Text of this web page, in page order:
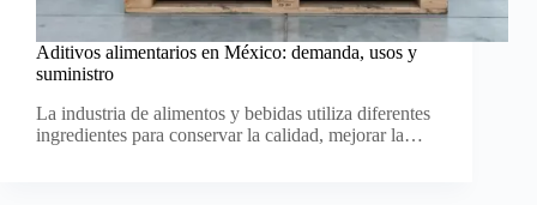
Aditivos alimentarios en México: demanda, usos y
suministro
La industria de alimentos y bebidas utiliza diferentes
ingredientes para conservar la calidad, mejorar la…